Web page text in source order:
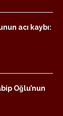
acı kaybı:
Oğlu’nun